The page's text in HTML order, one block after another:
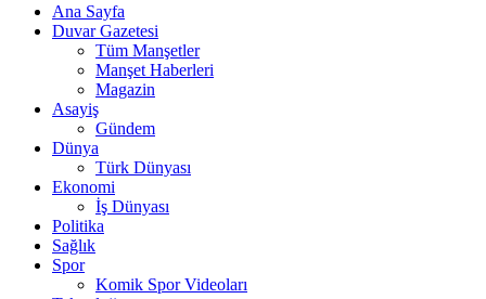
Ana Sayfa
Duvar Gazetesi
Tüm Manşetler
Manşet Haberleri
Magazin
Asayiş
Gündem
Dünya
Türk Dünyası
Ekonomi
İş Dünyası
Politika
Sağlık
Spor
Komik Spor Videoları